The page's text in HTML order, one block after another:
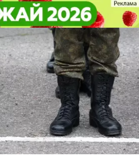
пособия
сократили
пособия
сократилипо
курсы
Пензе